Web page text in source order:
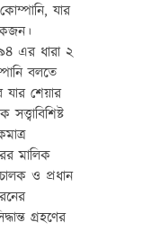
যার
এর ধারা ২
বলতে
শেয়ার
মালিক
ও প্রধান
গ্রহণের